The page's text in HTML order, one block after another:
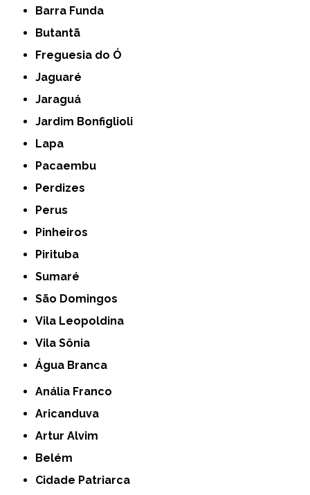
Barra Funda
Butantã
Freguesia do Ó
Jaguaré
Jaraguá
Jardim Bonfiglioli
Lapa
Pacaembu
Perdizes
Perus
Pinheiros
Pirituba
Sumaré
São Domingos
Vila Leopoldina
Vila Sônia
Água Branca
Anália Franco
Aricanduva
Artur Alvim
Belém
Cidade Patriarca